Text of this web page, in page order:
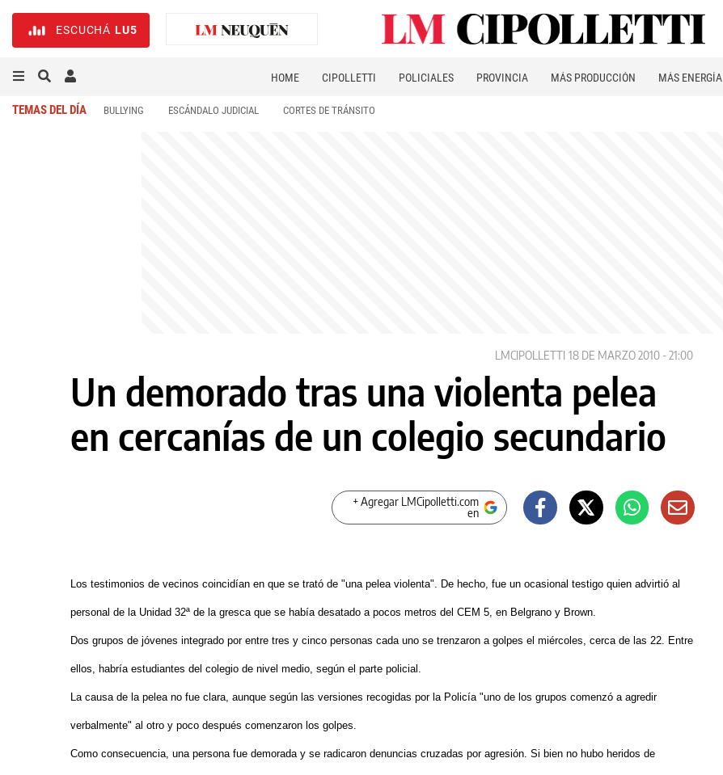
ESCUCHÁ LU5
HOME CIPOLLETTI POLICIALES PROVINCIA MÁS PRODUCCIÓN MÁS ENERGÍA
TEMAS DEL DÍA BULLYING ESCÁNDALO JUDICIAL CORTES DE TRÁNSITO
LMCIPOLLETTI 18 DE MARZO 2010 - 21:00
Un demorado tras una violenta pelea
en cercanías de un colegio secundario
+ Agregar LMCipolletti.com
en
Los testimonios de vecinos coincidían en que se trató de "una pelea violenta". De hecho, fue un ocasional testigo quien advirtió al
personal de la Unidad 32ª de la gresca que se había desatado a pocos metros del CEM 5, en Belgrano y Brown.
Dos grupos de jóvenes integrado por entre tres y cinco personas cada uno se trenzaron a golpes el miércoles, cerca de las 22. Entre
ellos, habría estudiantes del colegio de nivel medio, según el parte policial.
La causa de la pelea no fue clara, aunque según las versiones recogidas por la Policía "uno de los grupos comenzó a agredir
verbalmente" al otro y poco después comenzaron los golpes.
Como consecuencia, una persona fue demorada y se radicaron denuncias cruzadas por agresión. Si bien no hubo heridos de